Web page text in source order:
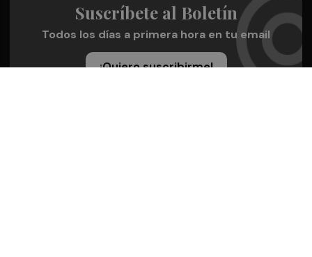
Suscríbete al Boletín
Todos los días a primera hora en tu email
¡Quiero suscribirme!